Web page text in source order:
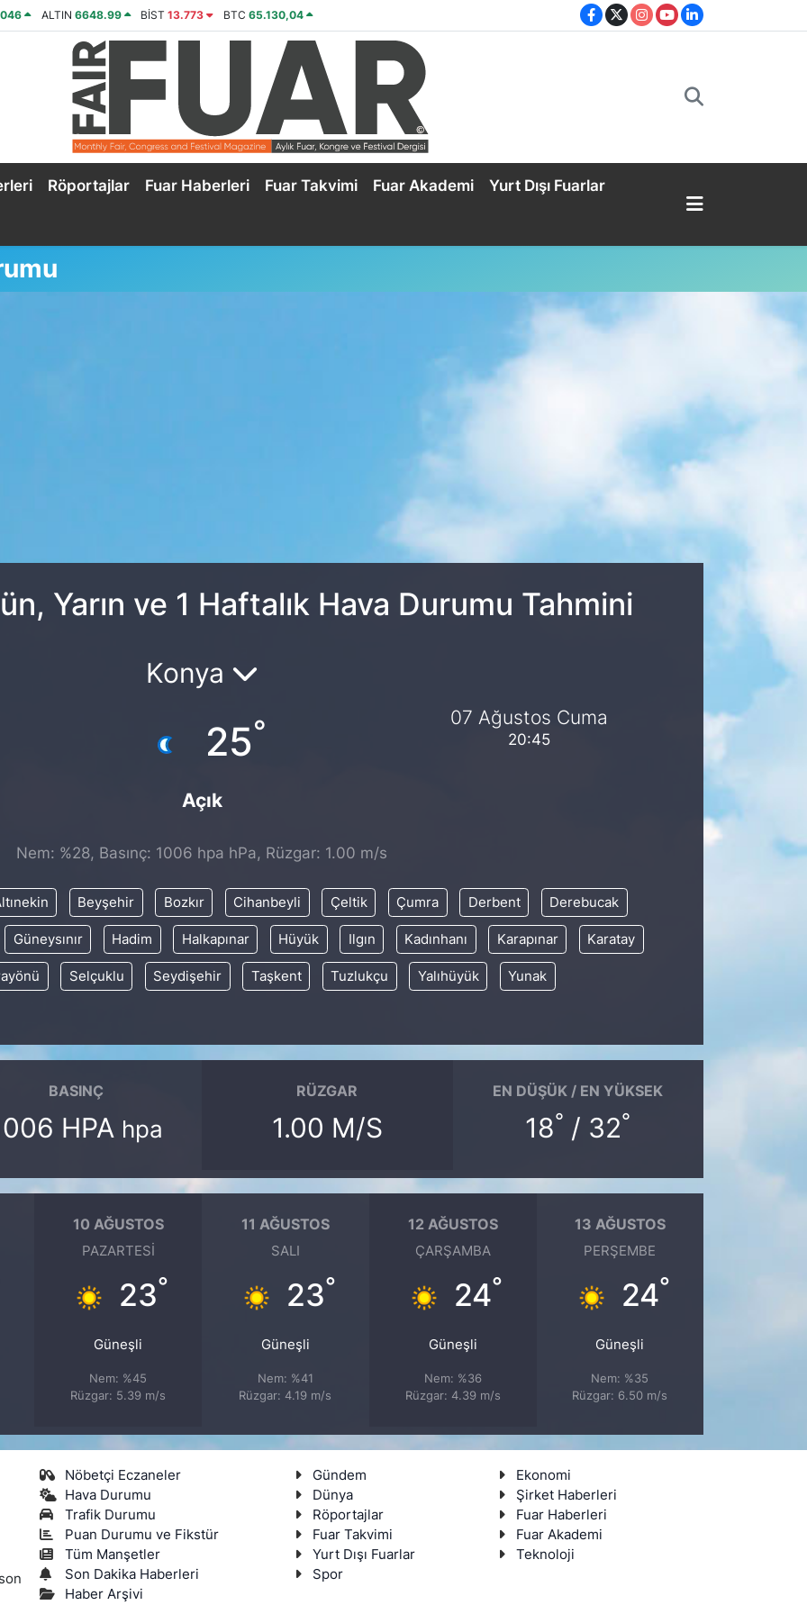
ALTIN 6648.99 BİST13.773 BTC 65.130,04
Röportajlar Fuar Haberleri Fuar Takvimi Fuar Akademi Yurt Dışı Fuarlar
Yarın ve 1 Haftalık Hava Durumu Tahmini
Konya
25°
Açık
07 Ağustos Cuma
20:45
Nem: %28, Basınç: 1006 hpa hPa, Rüzgar: 1.00 m/s
Beyşehir Bozkır Cihanbeyli Çeltik Çumra Derbent Derebucak
Güneysınır Hadim Halkapınar Hüyük Ilgın Kadınhanı Karapınar Karatay
Selçuklu Seydişehir Taşkent Tuzlukçu Yalıhüyük Yunak
BASINÇ
HPA hpa
RÜZGAR
1.00 M/S
EN DÜŞÜK / EN YÜKSEK
18° / 32°
10 AĞUSTOS
PAZARTESI
23°
Güneşli
Nem: %45
Rüzgar: 5.39 m/s
11 AĞUSTOS
SALI
23°
Güneşli
Nem: %41
Rüzgar: 4.19 m/s
12 AĞUSTOS
ÇARŞAMBA
24°
Güneşli
Nem: %36
Rüzgar: 4.39 m/s
13 AĞUSTOS
PERŞEMBE
24°
Güneşli
Nem: %35
Rüzgar: 6.50 m/s
Nöbetçi Eczaneler
Hava Durumu
Trafik Durumu
Puan Durumu ve Fikstür
Tüm Manşetler
Son Dakika Haberleri
Haber Arşivi
Gündem
Ekonomi
Dünya
Şirket Haberleri
Röportajlar
Fuar Haberleri
Fuar Takvimi
Fuar Akademi
Yurt Dışı Fuarlar
Teknoloji
Spor